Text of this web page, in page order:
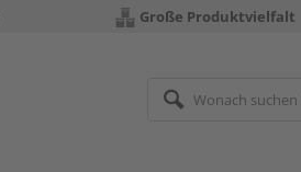
Große Produktvielfalt